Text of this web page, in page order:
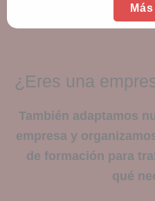
¿Eres una
También adaptamos
empresa y
de formación para
qué